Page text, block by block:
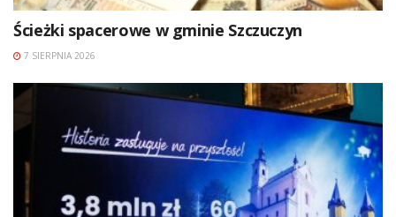
Ścieżki spacerowe w gminie Szczuczyn
7 SIERPNIA 2026